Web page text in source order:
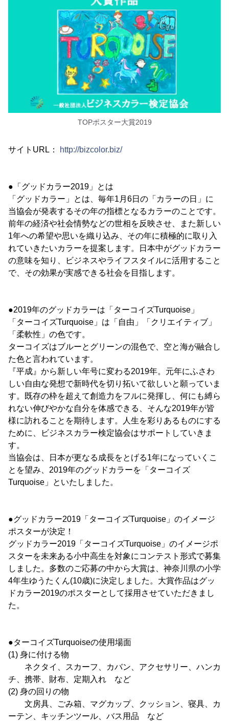
TOPポスター大賞2019
サイトURL： http://bizcolor.biz/
●「グッドカラー2019」とは
「グッドカラー」とは、毎年1月6日の「カラーの日」に
当協会が発表するその年の指標となるカラーのことです。
前年の経済や社会情勢などの世相を反映させ、また新しい
1年への希望や思いを織り込み、その年に積極的に取り入
れていきたいカラーを提案します。日本中がグッドカラー
の意味を知り、ビジネスやライフスタイルに活用すること
で、その効果が実感できる社会を目指します。
●2019年のグッドカラーは「ターコイズTurquoise」
「ターコイズTurquoise」は「自由」「クリエイティブ」
「柔軟性」の色です。
ターコイズはブルーとグリーンの混色で、空と海が融合し
た色と言われています。
『平成』から新しい年号に変わる2019年。元年にふさわ
しい自由な発想で新時代を切り拓いて欲しいと願っていま
す。既存の枠を超えて創造力をフルに発揮し、何にも縛ら
れない伸びやかな自分を体感できる、そんな2019年が皆
様に訪れることを期待します。人生を彩りあるものにする
ために、ビジネスカラー検定協会はサポートしていきま
す。
当協会は、日本が更なる成長をとげる1年になっていくこ
とを望み、2019年のグッドカラーを「ターコイズ
Turquoise」といたしました。
●グッドカラー2019「ターコイズTurquoise」のイメージ
ポスターが決定！
グッドカラー2019「ターコイズTurquoise」のイメージポ
スターを未来ある小中高生を対象にコンテスト形式で募集
しました。多数のご応募の中から大賞は、神奈川県の小学
4年生ゆうたくん(10歳)に決定しました。大賞作品はグッ
ドカラー2019のポスターとして採用させていただきまし
た。
●ターコイズTurquoiseの使用場面
(1) 身に付ける物
ネクタイ、スカーフ、カバン、アクセサリー、ハンカ
チ、携帯、財布、定期入れ など
(2) 身の回りの物
文房具、ごみ箱、マグカップ、クッション、寝具、カ
ーテン、キッチンツール、バス用品 など